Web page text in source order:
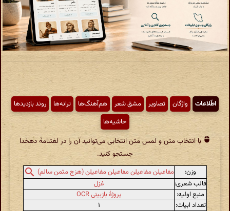
اطّلاعات واژگان تصاویر مشق شعر هم‌آهنگ‌ها ترانه‌ها
روند بازدیدها
حاشیه‌ها
با انتخاب متن و لمس متن انتخابی می‌توانید آن را در لغتنامهٔ دهخدا
جستجو کنید.
وزن:
مفاعیلن مفاعیلن مفاعیلن مفاعیلن (هزج مثمن سالم)
قالب شعری:
غزل
منبع اولیه:
پروژهٔ بازبینی OCR
تعداد ابیات:
۱